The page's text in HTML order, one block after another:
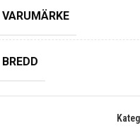
VARUMÄRKE
BREDD